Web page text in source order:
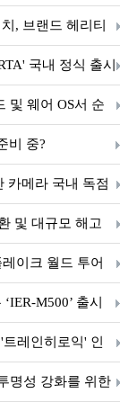
, 브랜드 헤리티
국내 정식 출시
및 웨어 OS서 순
비 중?
카메라 국내 독점
및 대규모 해고
이크 월드 투어
M500’ 출시
레인히로익' 인
명성 강화를 위한